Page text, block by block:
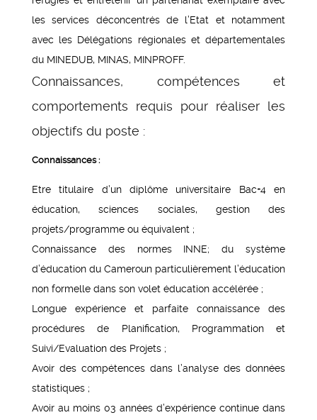
les services déconcentrés de l’Etat et notamment
avec les Délégations régionales et départementales
du MINEDUB, MINAS, MINPROFF.
Connaissances, compétences et
comportements requis pour réaliser les
objectifs du poste :
Connaissances :
Etre titulaire d’un diplôme universitaire Bac+4 en
éducation, sciences sociales, gestion des
projets/programme ou équivalent ;
Connaissance des normes INNE; du système
d’éducation du Cameroun particulièrement l’éducation
non formelle dans son volet éducation accélérée ;
Longue expérience et parfaite connaissance des
procédures de Planification, Programmation et
Suivi/Evaluation des Projets ;
Avoir des compétences dans l’analyse des données
statistiques ;
Avoir au moins 03 années d’expérience continue dans